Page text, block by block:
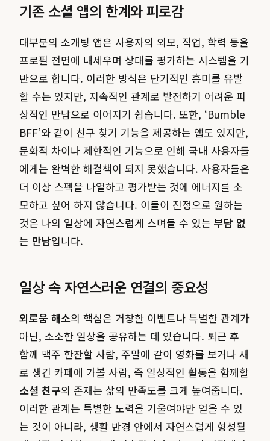
기존 소셜 앱의 한계와 피로감
대부분의 소개팅 앱은 사용자의 외모, 직업, 학력 등을
프로필 전면에 내세우며 상대를 평가하는 시스템을 기
반으로 합니다. 이러한 방식은 단기적인 흥미를 유발
할 수는 있지만, 지속적인 관계로 발전하기 어려운 피
상적인 만남으로 이어지기 쉽습니다. 또한, ‘Bumble
BFF’와 같이 친구 찾기 기능을 제공하는 앱도 있지만,
문화적 차이나 제한적인 기능으로 인해 국내 사용자들
에게는 완벽한 해결책이 되지 못했습니다. 사용자들은
더 이상 스펙을 나열하고 평가받는 것에 에너지를 소
모하고 싶어 하지 않습니다. 이들이 진정으로 원하는
것은 나의 일상에 자연스럽게 스며들 수 있는 부담 없
는 만남입니다.
일상 속 자연스러운 연결의 중요성
외로움 해소의 핵심은 거창한 이벤트나 특별한 관계가
아닌, 소소한 일상을 공유하는 데 있습니다. 퇴근 후
함께 맥주 한잔할 사람, 주말에 같이 영화를 보거나 새
로 생긴 카페에 가볼 사람, 즉 일상적인 활동을 함께할
소셜 친구의 존재는 삶의 만족도를 크게 높여줍니다.
이러한 관계는 특별한 노력을 기울여야만 얻을 수 있
는 것이 아니라, 생활 반경 안에서 자연스럽게 형성될